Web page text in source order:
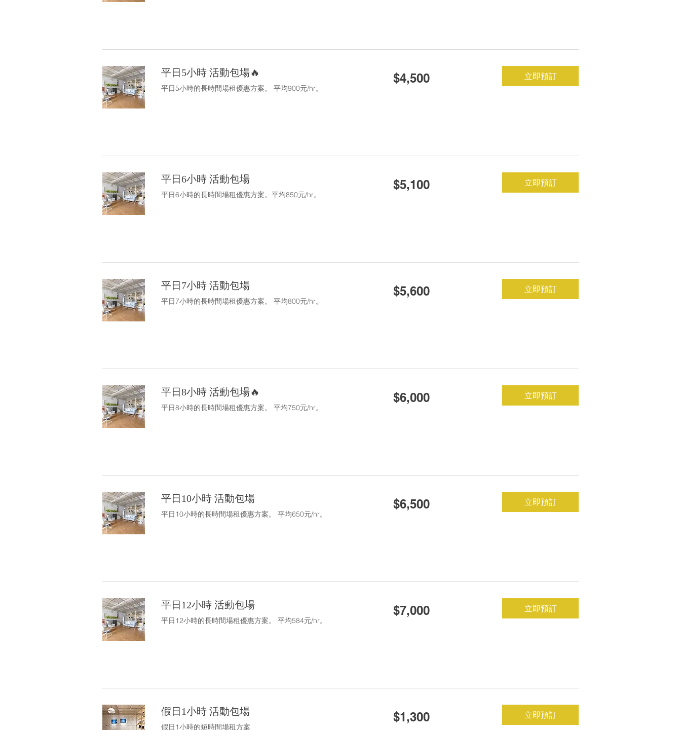
平日5小時 活動包場🔥
平日5小時的長時間場租優惠方案。 平均900元/hr。
新
台
$4,500 立即預訂
平日6小時 活動包場
平日6小時的長時間場租優惠方案。平均850元/hr。
新
台
$5,100 立即預訂
平日7小時 活動包場
平日7小時的長時間場租優惠方案。 平均800元/hr。
新
台
$5,600 立即預訂
平日8小時 活動包場🔥
平日8小時的長時間場租優惠方案。 平均750元/hr。
新
台
$6,000 立即預訂
平日10小時 活動包場
平日10小時的長時間場租優惠方案。 平均650元/hr。
新
台
$6,500 立即預訂
平日12小時 活動包場
平日12小時的長時間場租優惠方案。 平均584元/hr。
新
台
$7,000 立即預訂
假日1小時 活動包場
假日1小時的短時間場租方案
新
台
$1,300 立即預訂